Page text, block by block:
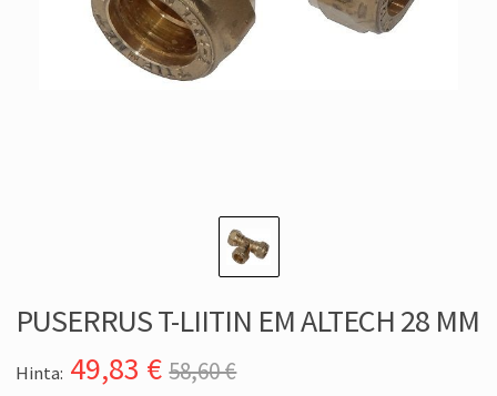
PUSERRUS T-LIITIN EM ALTECH 28 MM
Hinta: 49,83 € 58,60 €